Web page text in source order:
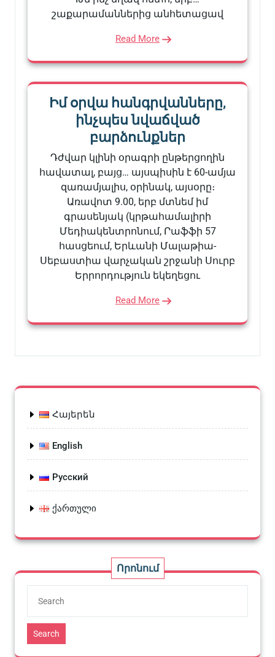
շաքարամաններից անհետացավ
Read More
Իմ օրվա հանգրվանները,
ինչպես նվաճված
բարձունքներ
Դժվար կլինի օրագրի ընթերցողին
հավատալ, բայց… այսպիսին է 60-ամյա
զառամյալիս, օրինակ, այսօրը։
Առավոտ 9.00, երբ մտնեմ իմ
գրասենյակ (կրթահամալիրի
Մեդիակենտրոնում, Րաֆֆի 57
հասցեում, Երևանի Մալաթիա-
Սեբաստիա վարչական շրջանի Սուրբ
Երրորդություն եկեղեցու
Read More
Հայերեն
English
Русский
ქართული
Որոնում
Search